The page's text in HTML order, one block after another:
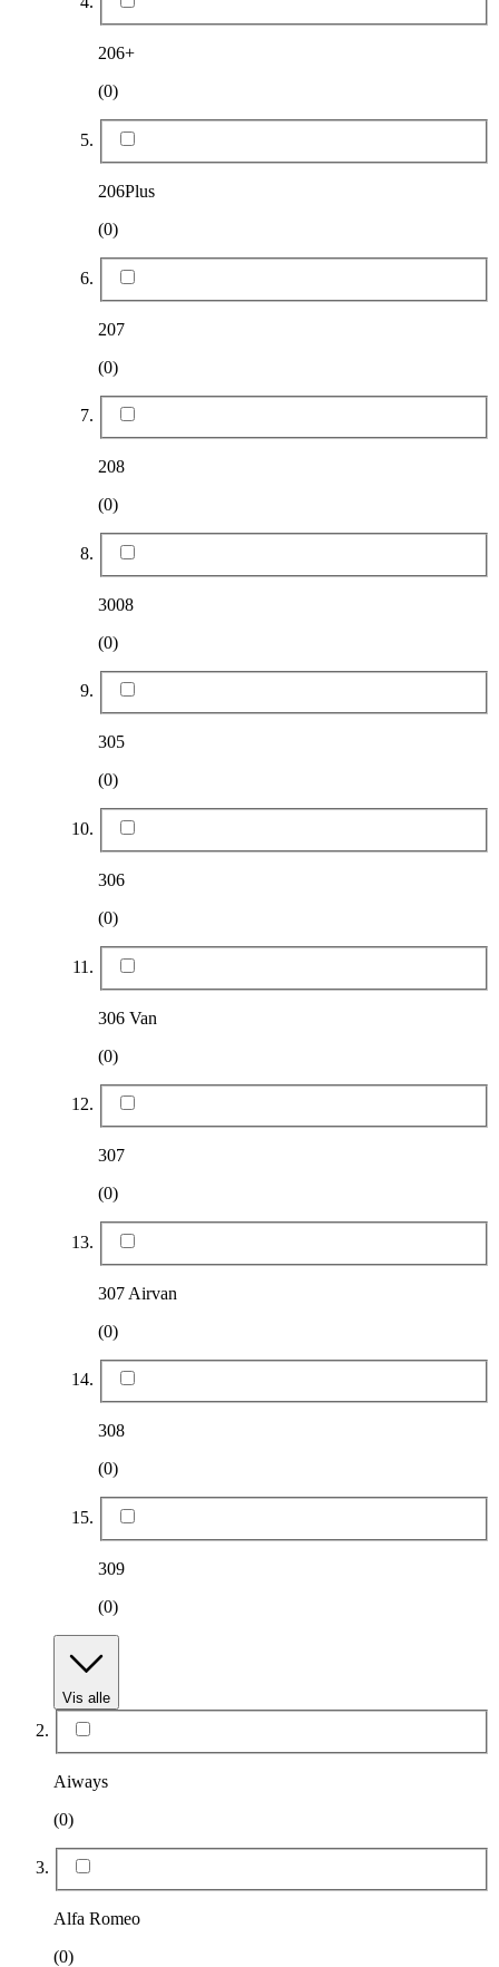
206+
(0)
206Plus
(0)
207
(0)
208
(0)
3008
(0)
305
(0)
306
(0)
306 Van
(0)
307
(0)
307 Airvan
(0)
308
(0)
309
(0)
Vis alle
Aiways
(0)
Alfa Romeo
(0)